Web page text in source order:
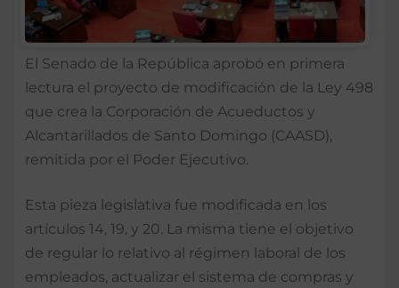
El Senado de la República aprobó en primera
lectura el proyecto de modificación de la Ley 498
que crea la Corporación de Acueductos y
Alcantarillados de Santo Domingo (CAASD),
remitida por el Poder Ejecutivo.
Esta pieza legislativa fue modificada en los
artículos 14, 19, y 20. La misma tiene el objetivo
de regular lo relativo al régimen laboral de los
empleados, actualizar el sistema de compras y